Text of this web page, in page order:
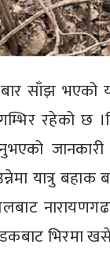
साँझ भएको
रहेको छ
जानकारी
यात्रु
भिरमा